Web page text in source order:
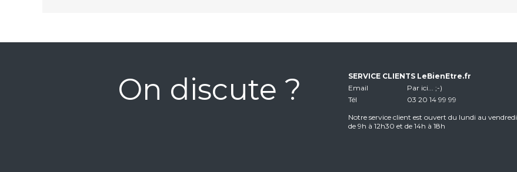
On discute ?
SERVICE CLIENTS LeBienEtre.fr
Email
Par ici... ;-)
Tél
03 20 14 99 99
Notre service client est ouvert du lundi au vendredi
de 9h à 12h30 et de 14h à 18h